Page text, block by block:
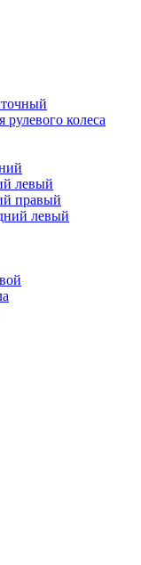
колеса
левый
правый
левый